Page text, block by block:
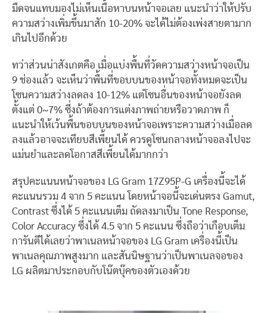
มืดจนแทบมองไม่เห็นเนื้อหาบนหน้าจอเลย แนะนำว่าให้ปรับ
ความสว่างเพิ่มขึ้นมาสัก 10-20% จะได้ไม่ต้องเพ่งสายตามาก
เกินไปอีกด้วย
ทว่าส่วนน่าสังเกตคือ เมื่อแบ่งพื้นที่วัดความสว่างหน้าจอเป็น
9 ช่องแล้ว จะเห็นว่าพื้นที่ขอบบนของหน้าจอทั้งหมดจะเป็น
โซนความสว่างลดลง 10-12% แต่โซนอื่นของหน้าจอยังลด
ตั้งแต่ 0~7% ซึ่งถ้าต้องการแต่งภาพถ่ายหรือวาดภาพ ก็
แนะนำให้เว้นพื้นขอบบนของหน้าจอเพราะความสว่างเมื่อลด
ลงแล้วอาจจะเทียบสีเพี้ยนได้ ควรดูโซนกลางหน้าจอลงไปจะ
แม่นยำและลดโอกาสสีเพี้ยนได้มากกว่า
สรุปคะแนนหน้าจอของ LG Gram 17Z95P-G เครื่องนี้จะได้
คะแนนรวม 4 จาก 5 คะแนน โดยหน้าจอนี้จะเด่นตรง Gamut,
Contrast ซึ่งได้ 5 คะแนนเต็ม ถัดลงมาเป็น Tone Response,
Color Accuracy ซึ่งได้ 4.5 จาก 5 คะแนน ซึ่งถือว่าเกือบเต็ม
การันตีได้เลยว่าพาเนลหน้าจอของ LG Gram เครื่องนี้เป็น
พาเนลคุณภาพสูงมาก และสันนิษฐานว่าเป็นพาเนลจอของ
LG ผลิตมาประกอบกับโน๊ตบุ๊คของตัวเองด้วย